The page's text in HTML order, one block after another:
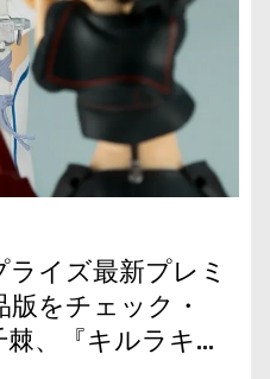
ライズ最新プレミ
をチェック・
棘、『キルラキ